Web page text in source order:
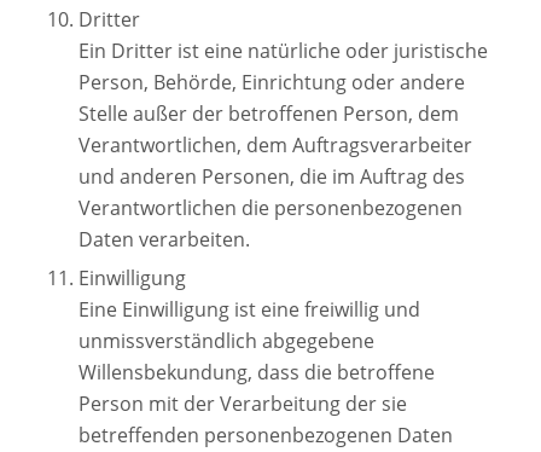
Dritter
Ein Dritter ist eine natürliche oder juristische
Person, Behörde, Einrichtung oder andere
Stelle außer der betroffenen Person, dem
Verantwortlichen, dem Auftragsverarbeiter
und anderen Personen, die im Auftrag des
Verantwortlichen die personenbezogenen
Daten verarbeiten.
Einwilligung
Eine Einwilligung ist eine freiwillig und
unmissverständlich abgegebene
Willensbekundung, dass die betroffene
Person mit der Verarbeitung der sie
betreffenden personenbezogenen Daten